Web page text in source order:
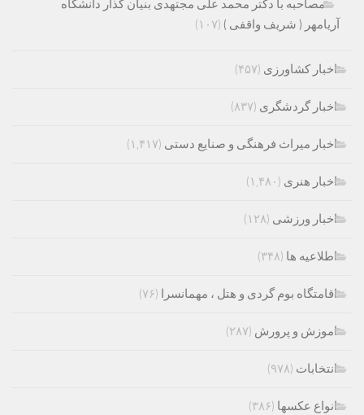
مصاحبه با دکتر محمد علی مجتهدی بنیان گذار دانشگاه
آریامهر ( شریف واقفی ) (۱۰۷)
اخبار کشاورزی (۴۵۷)
اخبار گردشگری (۸۳۷)
اخبار میراث فرهنگی و صنایع دستی (۱,۴۱۷)
اخبار هنری (۱,۴۸۰)
اخبار ورزشی (۱۲۸)
اطلاعیه ها (۳۴۸)
اقامتگاه بوم گردی و هتل ، مهمانسرا (۷۶)
اموزش و پرورش (۲۸۷)
انتخابات (۹۷۸)
انواع عکسها (۳۸۶)